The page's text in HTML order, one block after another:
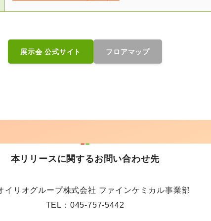
展示会 公式サイト フロアマップ
本リリースに関するお問い合わせ先
イリオグループ株式会社 ファインケミカル事業部
TEL：045-757-5442